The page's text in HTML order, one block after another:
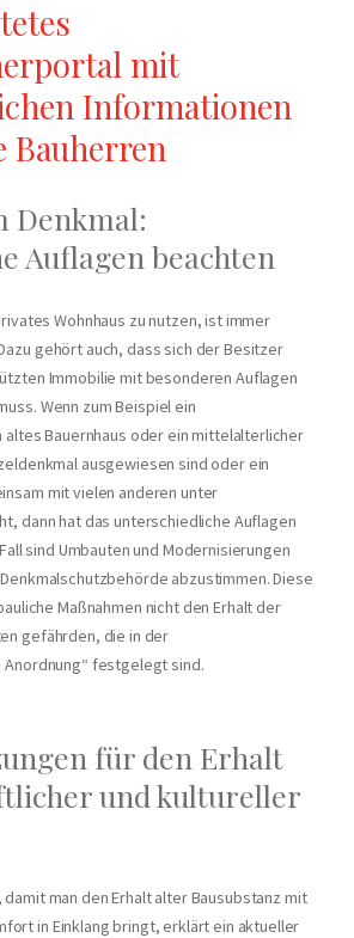
mit
Informationen
Bauherren
Denkmal:
Auflagen beachten
Wohnhaus zu nutzen, ist immer
gehört auch, dass sich der Besitzer
Immobilie mit besonderen Auflagen
Wenn zum Beispiel ein
altes Bauernhaus oder ein mittelalterlicher
ausgewiesen sind oder ein
mit vielen anderen unter
dann hat das unterschiedliche Auflagen
sind Umbauten und Modernisierungen
abzustimmen. Diese
Maßnahmen nicht den Erhalt der
gefährden, die in der
festgelegt sind.
für den Erhalt
und kultureller
man den Erhalt alter Bausubstanz mit
in Einklang bringt, erklärt ein aktueller